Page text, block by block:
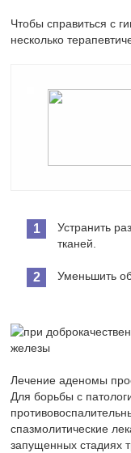
Чтобы справиться с
несколько
Устранить
тканей.
Уменьшить
Лечение аденомы
Для борьбы с
спазмолитические
запущенных стадиях